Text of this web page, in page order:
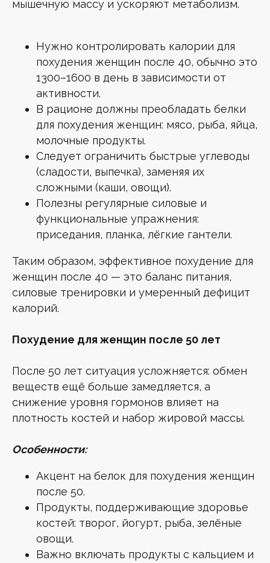
мышечную массу и ускоряют метаболизм.
Нужно контролировать калории для
похудения женщин после 40, обычно это
1300–1600 в день в зависимости от
активности.
В рационе должны преобладать белки
для похудения женщин: мясо, рыба, яйца,
молочные продукты.
Следует ограничить быстрые углеводы
(сладости, выпечка), заменяя их
сложными (каши, овощи).
Полезны регулярные силовые и
функциональные упражнения:
приседания, планка, лёгкие гантели.
Таким образом, эффективное похудение для
женщин после 40 — это баланс питания,
силовые тренировки и умеренный дефицит
калорий.
Похудение для женщин после 50 лет
После 50 лет ситуация усложняется: обмен
веществ ещё больше замедляется, а
снижение уровня гормонов влияет на
плотность костей и набор жировой массы.
Особенности:
Акцент на белок для похудения женщин
после 50.
Продукты, поддерживающие здоровье
костей: творог, йогурт, рыба, зелёные
овощи.
Важно включать продукты с кальцием и